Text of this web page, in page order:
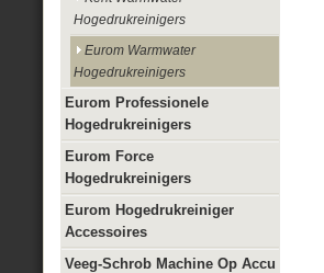
Hogedrukreinigers
Eurom Warmwater
Hogedrukreinigers
Eurom Professionele
Hogedrukreinigers
Eurom Force
Hogedrukreinigers
Eurom Hogedrukreiniger
Accessoires
Veeg-Schrob Machine Op Accu